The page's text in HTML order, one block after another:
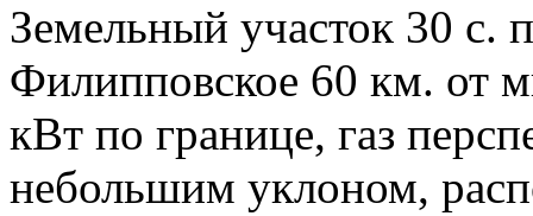
Земельный участок 30 с.
Филипповское 60 км. от
кВт по границе, газ
небольшим уклоном,